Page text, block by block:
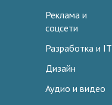
Реклама и
соцсети
Разработка и IT
Дизайн
Аудио и видео